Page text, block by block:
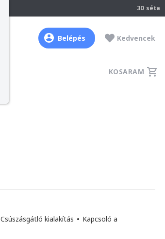
3D séta
Belépés Kedvencek
KOSARAM
Csúszásgátló kialakítás • Kapcsoló a